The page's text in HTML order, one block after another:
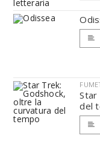
Star
del